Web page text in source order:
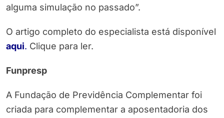
alguma simulação no passado”.
O artigo completo do especialista está disponível
aqui. Clique para ler.
Funpresp
A Fundação de Previdência Complementar foi
criada para complementar a aposentadoria dos